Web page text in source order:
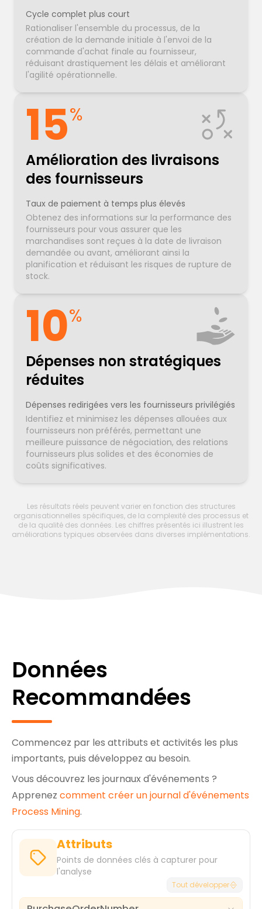
Cycle complet plus court
Rationaliser l'ensemble du processus, de la
création de la demande initiale à l'envoi de la
commande d'achat finale au fournisseur,
réduisant drastiquement les délais et améliorant
l'agilité opérationnelle.
15%
Amélioration des livraisons
des fournisseurs
Taux de paiement à temps plus élevés
Obtenez des informations sur la performance des
fournisseurs pour vous assurer que les
marchandises sont reçues à la date de livraison
demandée ou avant, améliorant ainsi la
planification et réduisant les risques de rupture de
stock.
10%
Dépenses non stratégiques
réduites
Dépenses redirigées vers les fournisseurs privilégiés
Identifiez et minimisez les dépenses allouées aux
fournisseurs non préférés, permettant une
meilleure puissance de négociation, des relations
fournisseurs plus solides et des économies de
coûts significatives.
Les résultats réels peuvent varier en fonction des structures
organisationnelles spécifiques, de la complexité des processus et
de la qualité des données. Les chiffres présentés ici illustrent les
améliorations typiques observées dans diverses implémentations.
Données
Recommandées
Commencez par les attributs et activités les plus
importants, puis développez au besoin.
Vous découvrez les journaux d'événements ?
Apprenez comment créer un journal d'événements
Process Mining.
Attributs
Points de données clés à capturer pour
l'analyse
Tout développer